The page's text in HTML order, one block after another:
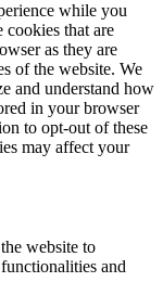
while you
cookies that are
as they are
of the website. We
and understand how
in your browser
to opt-out of these
may affect your
website to
and